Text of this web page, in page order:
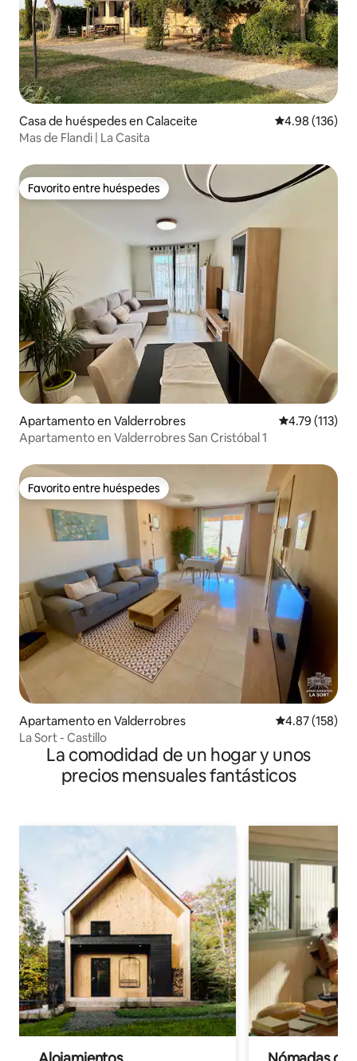
Casa de huéspedes en Calaceite Calificación
4.98 (136)
Mas de Flandi | La Casita
Favorito entre huéspedes
Favorito entre huéspedes
Apartamento en Valderrobres Calificación
4.79 (113)
Apartamento en Valderrobres San Cristóbal 1
Favorito entre huéspedes
Favorito entre huéspedes
Apartamento en Valderrobres Calificación
4.87 (158)
La Sort - Castillo
La comodidad de un hogar y unos
precios mensuales fantásticos